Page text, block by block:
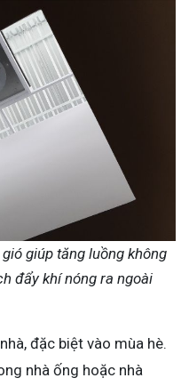
giúp tăng luồng không
đẩy khí nóng ra ngoài
đặc biệt vào mùa hè.
nhà ống hoặc nhà